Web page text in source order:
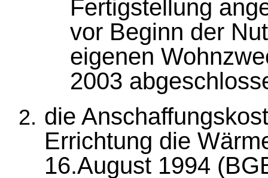
Fertigstellung
vor Beginn der
eigenen
2003
die
Errichtung die
16.August 1994